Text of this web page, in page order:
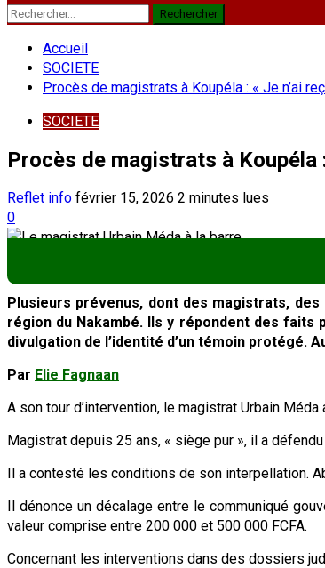
Rechercher :
Accueil
SOCIETE
Procès de magistrats à Koupéla : « Je n’ai
SOCIETE
Procès de magistrats à Koupéla
Reflet info février 15, 2026 2 minutes lues
0
Plusieurs prévenus, dont des magistrats,
région du Nakambé. Ils y répondent des faits
divulgation de l’identité d’un témoin protégé.
Par Elie Fagnaan
A son tour d’intervention, le magistrat Urbain
Magistrat depuis 25 ans, « siège pur », il a
Il a contesté les conditions de son interpellation.
Il dénonce un décalage entre le communiqué
valeur comprise entre 200 000 et 500 000 FCFA.
Concernant les interventions dans des dossiers